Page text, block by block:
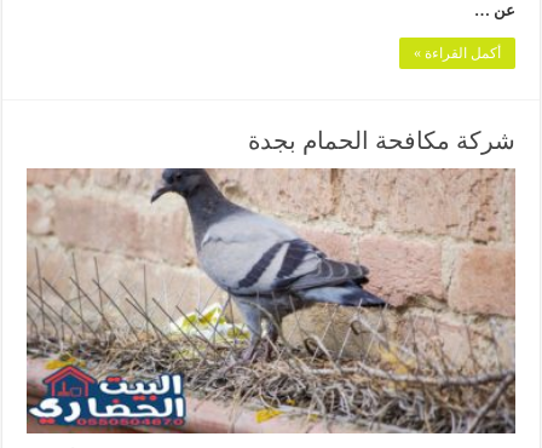
عن …
أكمل القراءة »
شركة مكافحة الحمام بجدة